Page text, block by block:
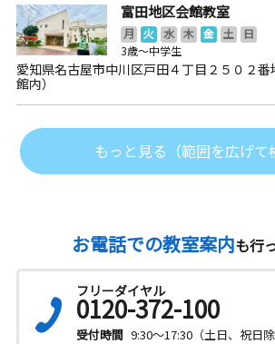
富田地区会館教室
月 火 水 木 金 土
日
3歳～中学生
愛知県名古屋市中川区戸田４丁目２５０２
館内）
もっと見る（範囲を広げて
お電話での教室案内も行
フリーダイヤル
0120-372-100
受付時間 9:30～17:30（土日、祝日除